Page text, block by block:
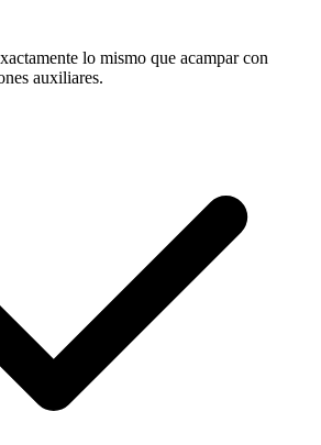
lo mismo que acampar con
auxiliares.